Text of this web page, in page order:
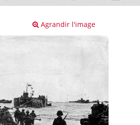
Agrandir l'image